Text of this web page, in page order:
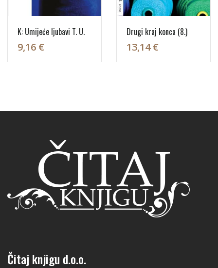
K: Umijeće ljubavi T. U.
9,16 €
Drugi kraj konca (8.)
13,14 €
Čitaj knjigu d.o.o.